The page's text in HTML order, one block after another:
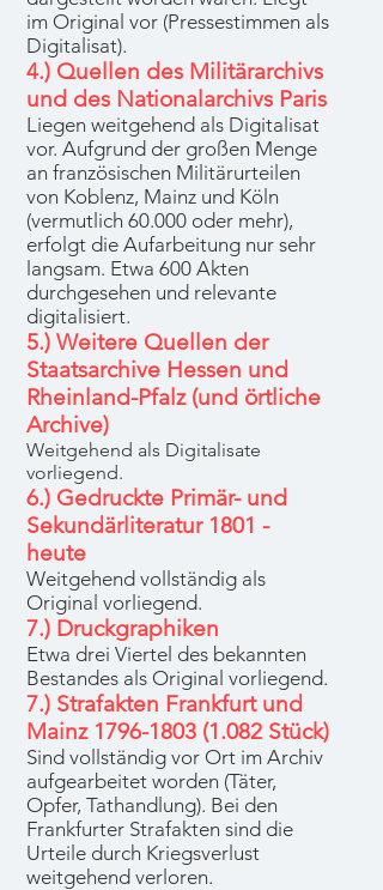
im Original vor (Pressestimmen als
Digitalisat).
4.) Quellen des Militärarchivs
und des Nationalarchivs Paris
Liegen weitgehend als Digitalisat
vor. Aufgrund der großen Menge
an französischen Militärurteilen
von Koblenz, Mainz und Köln
(vermutlich 60.000 oder mehr),
erfolgt die Aufarbeitung nur sehr
langsam. Etwa 600 Akten
durchgesehen und relevante
digitalisiert.
5.) Weitere Quellen der
Staatsarchive Hessen und
Rheinland-Pfalz (und örtliche
Archive)
Weitgehend als Digitalisate
vorliegend.
6.) Gedruckte Primär- und
Sekundärliteratur 1801 -
heute
Weitgehend vollständig als
Original vorliegend.
7.) Druckgraphiken
Etwa drei Viertel des bekannten
Bestandes als Original vorliegend.
7.) Strafakten Frankfurt und
Mainz 1796-1803 (1.082 Stück)
Sind vollständig vor Ort im Archiv
aufgearbeitet worden (Täter,
Opfer, Tathandlung). Bei den
Frankfurter Strafakten sind die
Urteile durch Kriegsverlust
weitgehend verloren.